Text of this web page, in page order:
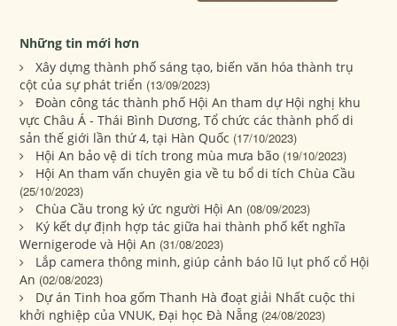
Những tin mới hơn
Xây dựng thành phố sáng tạo, biến văn hóa thành trụ
cột của sự phát triển (13/09/2023)
Đoàn công tác thành phố Hội An tham dự Hội nghị khu
vực Châu Á - Thái Bình Dương, Tổ chức các thành phố di
sản thế giới lần thứ 4, tại Hàn Quốc (17/10/2023)
Hội An bảo vệ di tích trong mùa mưa bão (19/10/2023)
Hội An tham vấn chuyên gia về tu bổ di tích Chùa Cầu
(25/10/2023)
Chùa Cầu trong ký ức người Hội An (08/09/2023)
Ký kết dự định hợp tác giữa hai thành phố kết nghĩa
Wernigerode và Hội An (31/08/2023)
Lắp camera thông minh, giúp cảnh báo lũ lụt phố cổ Hội
An (02/08/2023)
Dự án Tinh hoa gốm Thanh Hà đoạt giải Nhất cuộc thi
khởi nghiệp của VNUK, Đại học Đà Nẵng (24/08/2023)